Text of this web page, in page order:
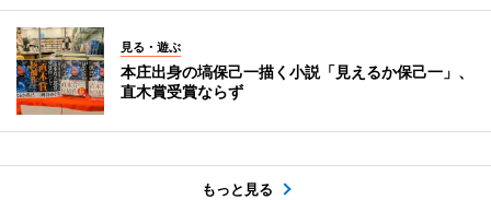
見る・遊ぶ
本庄出身の塙保己一描く小説「見えるか保己一」、
直木賞受賞ならず
もっと見る